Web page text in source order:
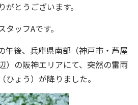
とうございます。
タッフAです。
午後、兵庫県南部（神戸市・芦屋
）の阪神エリアにて、突然の雷雨
ひょう）が降りました。